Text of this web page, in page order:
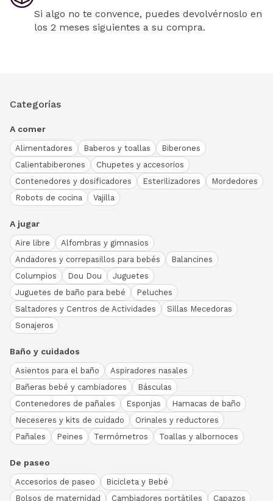
Si algo no te convence, puedes devolvérnoslo en
los 2 meses siguientes a su compra.
Categorías
A comer
Alimentadores Baberos y toallas
Biberones
Calientabiberones
Chupetes y accesorios
Contenedores y dosificadores
Esterilizadores
Mordedores
Robots de cocina
Vajilla
A jugar
Aire libre
Alfombras y gimnasios
Andadores y correpasillos para bebés
Balancines
Columpios
Dou Dou
Juguetes
Juguetes de baño para bebé
Peluches
Saltadores y Centros de Actividades
Sillas Mecedoras
Sonajeros
Baño y cuidados
Asientos para el baño
Aspiradores nasales
Bañeras bebé y cambiadores
Básculas
Contenedores de pañales
Esponjas
Hamacas de baño
Neceseres y kits de cuidado
Orinales y reductores
Pañales
Peines Termómetros Toallas y albornoces
De paseo
Accesorios de paseo
Bicicleta y Bebé
Bolsos de maternidad
Cambiadores portátiles
Capazos